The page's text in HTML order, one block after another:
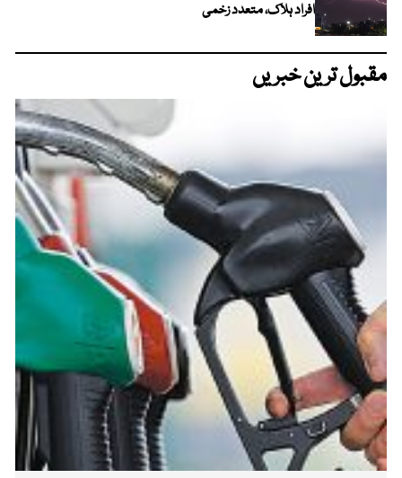
افراد ہلاک، متعدد زخمی
مقبول ترین خبریں